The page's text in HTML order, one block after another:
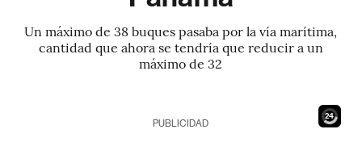
Un máximo de 38 buques pasaba por la vía marítima,
cantidad que ahora se tendría que reducir a un
máximo de 32
23
PUBLICIDAD